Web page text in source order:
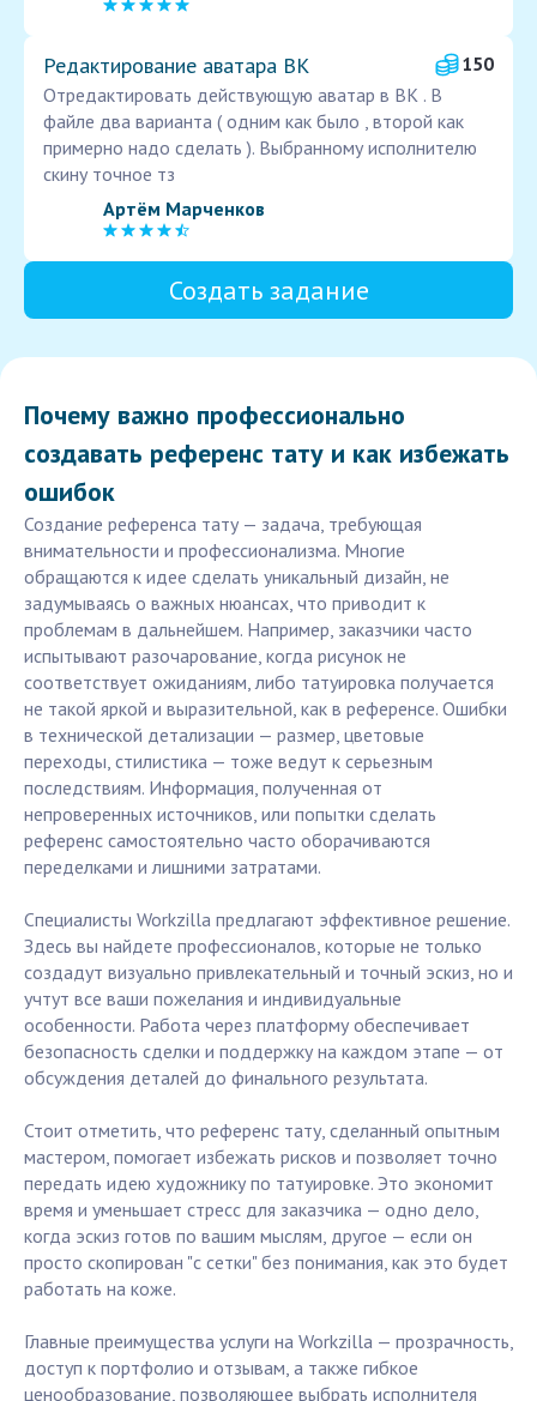
Редактирование аватара ВК
150
Отредактировать действующую аватар в ВК . В
файле два варианта ( одним как было , второй как
примерно надо сделать ). Выбранному исполнителю
скину точное тз
Артём Марченков
Создать задание
Почему важно профессионально
создавать референс тату и как избежать
ошибок
Создание референса тату — задача, требующая
внимательности и профессионализма. Многие
обращаются к идее сделать уникальный дизайн, не
задумываясь о важных нюансах, что приводит к
проблемам в дальнейшем. Например, заказчики часто
испытывают разочарование, когда рисунок не
соответствует ожиданиям, либо татуировка получается
не такой яркой и выразительной, как в референсе. Ошибки
в технической детализации — размер, цветовые
переходы, стилистика — тоже ведут к серьезным
последствиям. Информация, полученная от
непроверенных источников, или попытки сделать
референс самостоятельно часто оборачиваются
переделками и лишними затратами.
Специалисты Workzilla предлагают эффективное решение.
Здесь вы найдете профессионалов, которые не только
создадут визуально привлекательный и точный эскиз, но и
учтут все ваши пожелания и индивидуальные
особенности. Работа через платформу обеспечивает
безопасность сделки и поддержку на каждом этапе — от
обсуждения деталей до финального результата.
Стоит отметить, что референс тату, сделанный опытным
мастером, помогает избежать рисков и позволяет точно
передать идею художнику по татуировке. Это экономит
время и уменьшает стресс для заказчика — одно дело,
когда эскиз готов по вашим мыслям, другое — если он
просто скопирован "с сетки" без понимания, как это будет
работать на коже.
Главные преимущества услуги на Workzilla — прозрачность,
доступ к портфолио и отзывам, а также гибкое
ценообразование, позволяющее выбрать исполнителя